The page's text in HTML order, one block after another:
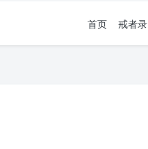
首页 戒者录